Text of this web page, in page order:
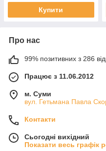
Купити
Про нас
99% позитивних з 286
Працює з 11.06.2012
м. Суми
вул. Гетьмана Павла
Контакти
Сьогодні вихідний
Показати весь графік